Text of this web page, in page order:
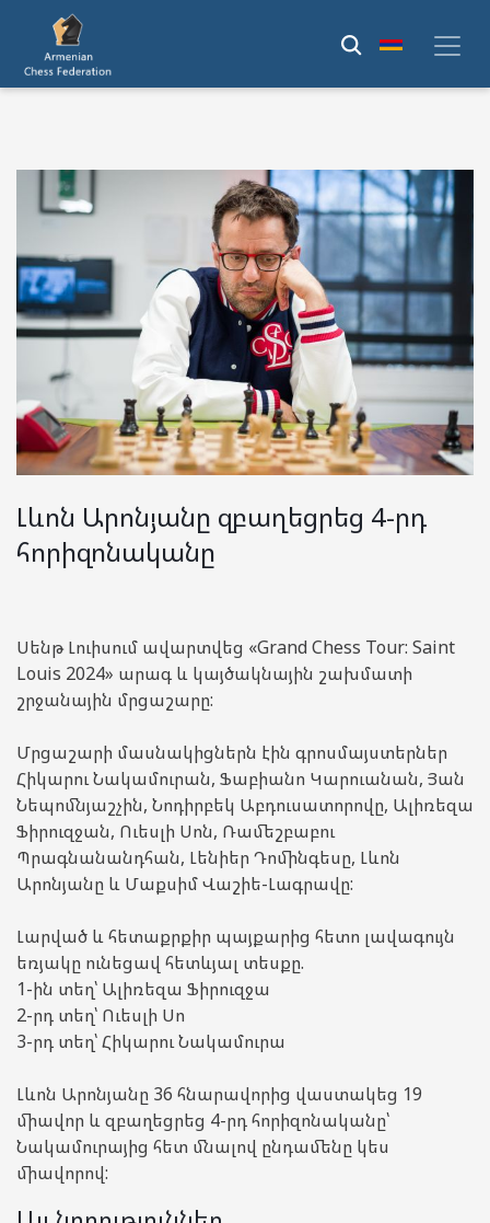
Լևոն Արոնյանը զբաղեցրեց 4-րդ
հորիզոնականը
Սենթ Լուիսում ավարտվեց «Grand Chess Tour: Saint
Louis 2024» արագ և կայծակնային շախմատի
շրջանային մրցաշարը:
Մրցաշարի մասնակիցներն էին գրոսմայստերներ
Հիկարու Նակամուրան, Ֆաբիանո Կարուանան, Յան
Նեպոմնյաշչին, Նոդիրբեկ Աբդուսատորովը, Ալիռեզա
Ֆիրուզջան, Ուեսլի Սոն, Ռամեշբաբու
Պրագնանանդհան, Լենիեր Դոմինգեսը, Լևոն
Արոնյանը և Մաքսիմ Վաշիե-Լագրավը:
Լարված և հետաքրքիր պայքարից հետո լավագույն
եռյակը ունեցավ հետևյալ տեսքը.
1-ին տեղ՝ Ալիռեզա Ֆիրուզջա
2-րդ տեղ՝ Ուեսլի Սո
3-րդ տեղ՝ Հիկարու Նակամուրա
Լևոն Արոնյանը 36 հնարավորից վաստակեց 19
միավոր և զբաղեցրեց 4-րդ հորիզոնականը՝
Նակամուրայից հետ մնալով ընդամենը կես
միավորով: